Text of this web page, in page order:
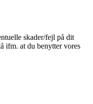
skader/fejl på dit
ifm. at du benytter vores